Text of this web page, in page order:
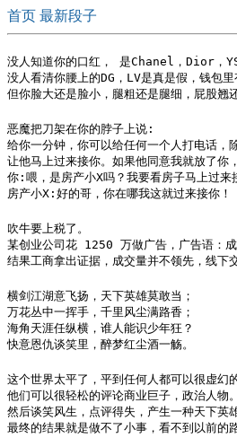
首页 最新段子
没人知道你的口红， 是Chanel，Dior，
没人看清你腰上的DG，LV是真是假，钱包里
但你脸大还是脸小，腿粗还是腿细，屁股翘
恶魔把刀架在你的脖子上说:
给你一分钟，你可以给任何一个人打电话，
让他马上过来接你。如果他同意我就放了你
你:喂，是房产小X吗？我要看房子马上过来
房产小X:好的哥，你在哪我这就过来接你！
吹牛要上税了。
某创业公司花 1250 万做广告，广告语：成
结果工商拿出证据，成交量并不领先，线
横剑江湖意飞扬，天下英雄莫敢当；
万花丛中一挥手，千里风尘满路香；
海角天涯任纵横，谁人能识少年狂？
快意恩仇谈笑里，醉梦红尘酒一觞。
这个世界太平了，平到任何人都可以很虚幻
他们可以很轻松的评论商业巨子，政治人物。
然后谈笑风生，点评得失，产生一种天下英
最终的结果就是做不了小事，看不到以前